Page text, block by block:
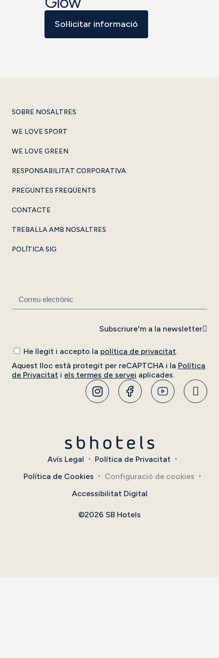
Sol·licitar informació
SOBRE NOSALTRES
WE LOVE SPORT
WE LOVE GREEN
RESPONSABILITAT CORPORATIVA
PREGUNTES FREQÜENTS
CONTACTE
TREBALLA AMB NOSALTRES
POLÍTICA SIG
He llegit i accepto la política de privacitat.
Aquest lloc està protegit per reCAPTCHA i la Política
de Privacitat i els termes de servei aplicades.
Subscriure'm a la newsletter
Avís Legal
Política de Privacitat
Política de Cookies
Configuració de cookies
Accessibilitat Digital
©2026 SB Hotels